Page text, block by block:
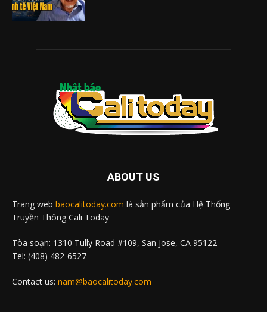
ABOUT US
Trang web baocalitoday.com là sản phẩm của Hệ Thống
Truyền Thông Cali Today
Tòa soạn: 1310 Tully Road #109, San Jose, CA 95122
Tel: (408) 482-6527
Contact us: nam@baocalitoday.com